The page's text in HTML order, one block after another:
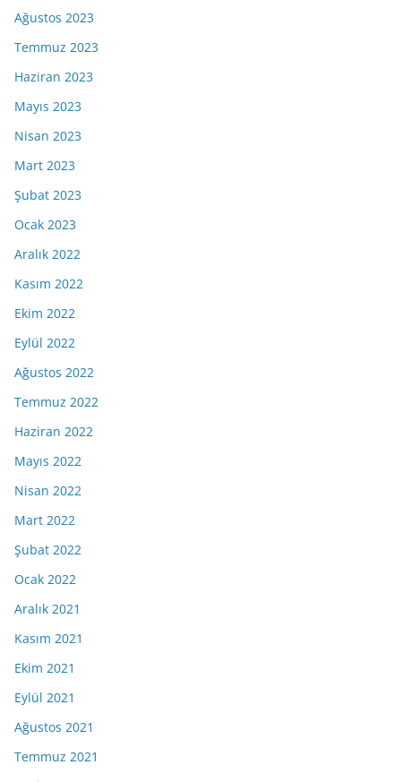
Ağustos 2023
Temmuz 2023
Haziran 2023
Mayıs 2023
Nisan 2023
Mart 2023
Şubat 2023
Ocak 2023
Aralık 2022
Kasım 2022
Ekim 2022
Eylül 2022
Ağustos 2022
Temmuz 2022
Haziran 2022
Mayıs 2022
Nisan 2022
Mart 2022
Şubat 2022
Ocak 2022
Aralık 2021
Kasım 2021
Ekim 2021
Eylül 2021
Ağustos 2021
Temmuz 2021